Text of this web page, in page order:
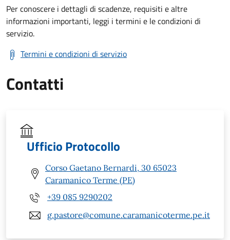
Per conoscere i dettagli di scadenze, requisiti e altre
informazioni importanti, leggi i termini e le condizioni di
servizio.
Termini e condizioni di servizio
Contatti
Ufficio Protocollo
Corso Gaetano Bernardi, 30 65023
Caramanico Terme (PE)
+39 085 9290202
g.pastore@comune.caramanicoterme.pe.it